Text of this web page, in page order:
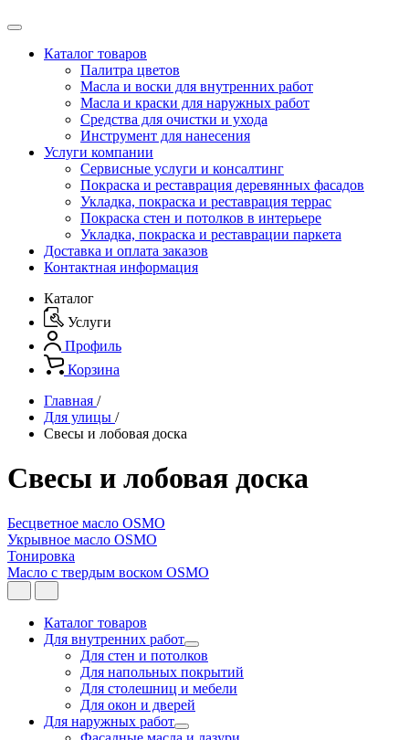
Каталог товаров
Палитра цветов
Масла и воски для внутренних работ
Масла и краски для наружных работ
Средства для очистки и ухода
Инструмент для нанесения
Услуги компании
Сервисные услуги и консалтинг
Покраска и реставрация деревянных фасадов
Укладка, покраска и реставрация террас
Покраска стен и потолков в интерьере
Укладка, покраска и реставрации паркета
Доставка и оплата заказов
Контактная информация
Каталог
Услуги
Профиль
Корзина
Главная /
Для улицы /
Свесы и лобовая доска
Свесы и лобовая доска
Бесцветное масло OSMO
Укрывное масло OSMO
Тонировка
Масло с твердым воском OSMO
Каталог товаров
Для внутренних работ
Для стен и потолков
Для напольных покрытий
Для столешниц и мебели
Для окон и дверей
Для наружных работ